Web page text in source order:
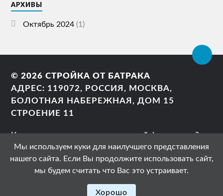
АРХИВЫ
Октябрь 2024 (1)
© 2026СТРОЙКА ОТ БАТРАКА
АДРЕС: 119072, РОССИЯ, МОСКВА,
БОЛОТНАЯ НАБЕРЕЖНАЯ, ДОМ 15
СТРОЕНИЕ 11
Как правильно сделать ленточный фундамент?
Можно ли заливать фундамент дома частями?
Фундамент своими руками?
Свайный фундамент
ANDERS NORÉN
Мы используем куки для наилучшего представления
нашего сайта. Если Вы продолжите использовать сайт,
мы будем считать что Вас это устраивает.
Хорошо